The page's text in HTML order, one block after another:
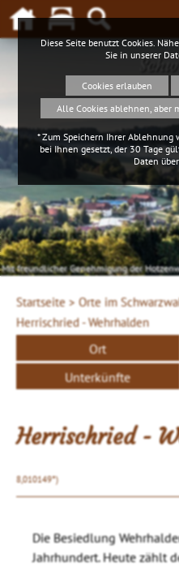
Mit freundlicher Genehmigung der
Startseite > Orte im
Herrischried - Wehrhalden
Ort
Unterkünfte
Herrischried -
8,010149°)
Die Besiedlung
Jahrhundert. Heute zählt
Diese Seite benutzt Cookies.
Sie in unserer
Cookies erlauben
Alle Cookies ablehnen, aber
* Zum Speichern Ihrer
bei Ihnen gesetzt, der 30 Tage
Daten